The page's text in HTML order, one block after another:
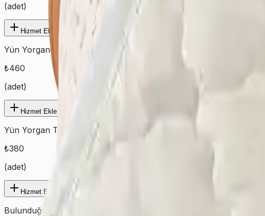
(adet)
Hizmet Ekle
Yün Yorgan Çift
₺460
(adet)
Hizmet Ekle
Yün Yorgan Tek
₺380
(adet)
Hizmet Ekle
Bulunduğunuz şehre ait fiyatları görmek için ilk olarak şehir seçimi